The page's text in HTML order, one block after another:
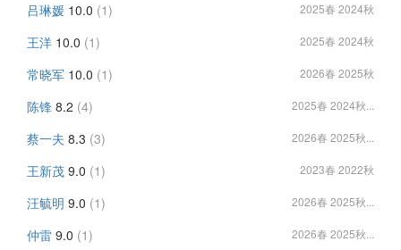
吕琳媛 10.0 (1) 2025春 2024秋
王洋 10.0 (1) 2025春 2024秋
常晓军 10.0 (1) 2026春 2025秋
陈锋 8.2 (4) 2025春 2024秋...
蔡一夫 8.3 (3) 2026春 2025秋...
王新茂 9.0 (1) 2023春 2022秋
汪毓明 9.0 (1) 2026春 2025秋...
仲雷 9.0 (1) 2026春 2025秋...